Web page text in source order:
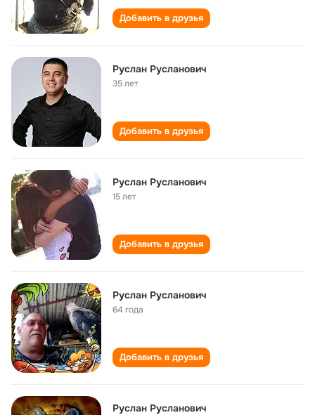
Добавить в друзья
Руслан Русланович
35 лет
Добавить в друзья
Руслан Русланович
15 лет
Добавить в друзья
Руслан Русланович
64 года
Добавить в друзья
Руслан Русланович